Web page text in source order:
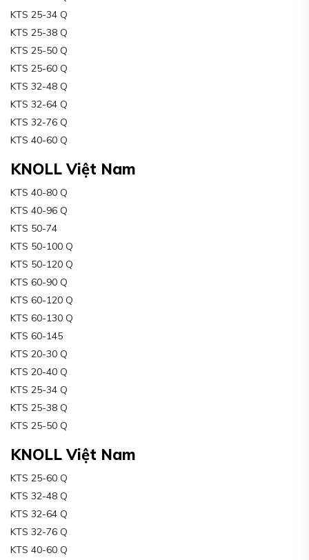
KTS 25-34 Q
KTS 25-38 Q
KTS 25-50 Q
KTS 25-60 Q
KTS 32-48 Q
KTS 32-64 Q
KTS 32-76 Q
KTS 40-60 Q
KNOLL Việt Nam
KTS 40-80 Q
KTS 40-96 Q
KTS 50-74
KTS 50-100 Q
KTS 50-120 Q
KTS 60-90 Q
KTS 60-120 Q
KTS 60-130 Q
KTS 60-145
KTS 20-30 Q
KTS 20-40 Q
KTS 25-34 Q
KTS 25-38 Q
KTS 25-50 Q
KNOLL Việt Nam
KTS 25-60 Q
KTS 32-48 Q
KTS 32-64 Q
KTS 32-76 Q
KTS 40-60 Q